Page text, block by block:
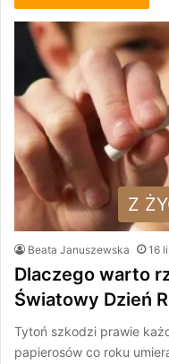
Z
Beata Januszewska 16
Dlaczego warto
Światowy Dzień
Tytoń szkodzi prawie
papierosów co roku